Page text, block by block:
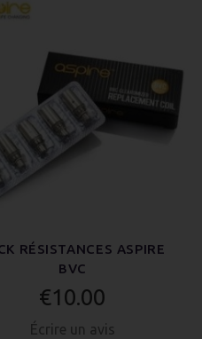
RÉSISTANCES ASPIRE
BVC
€10.00
Écrire un avis